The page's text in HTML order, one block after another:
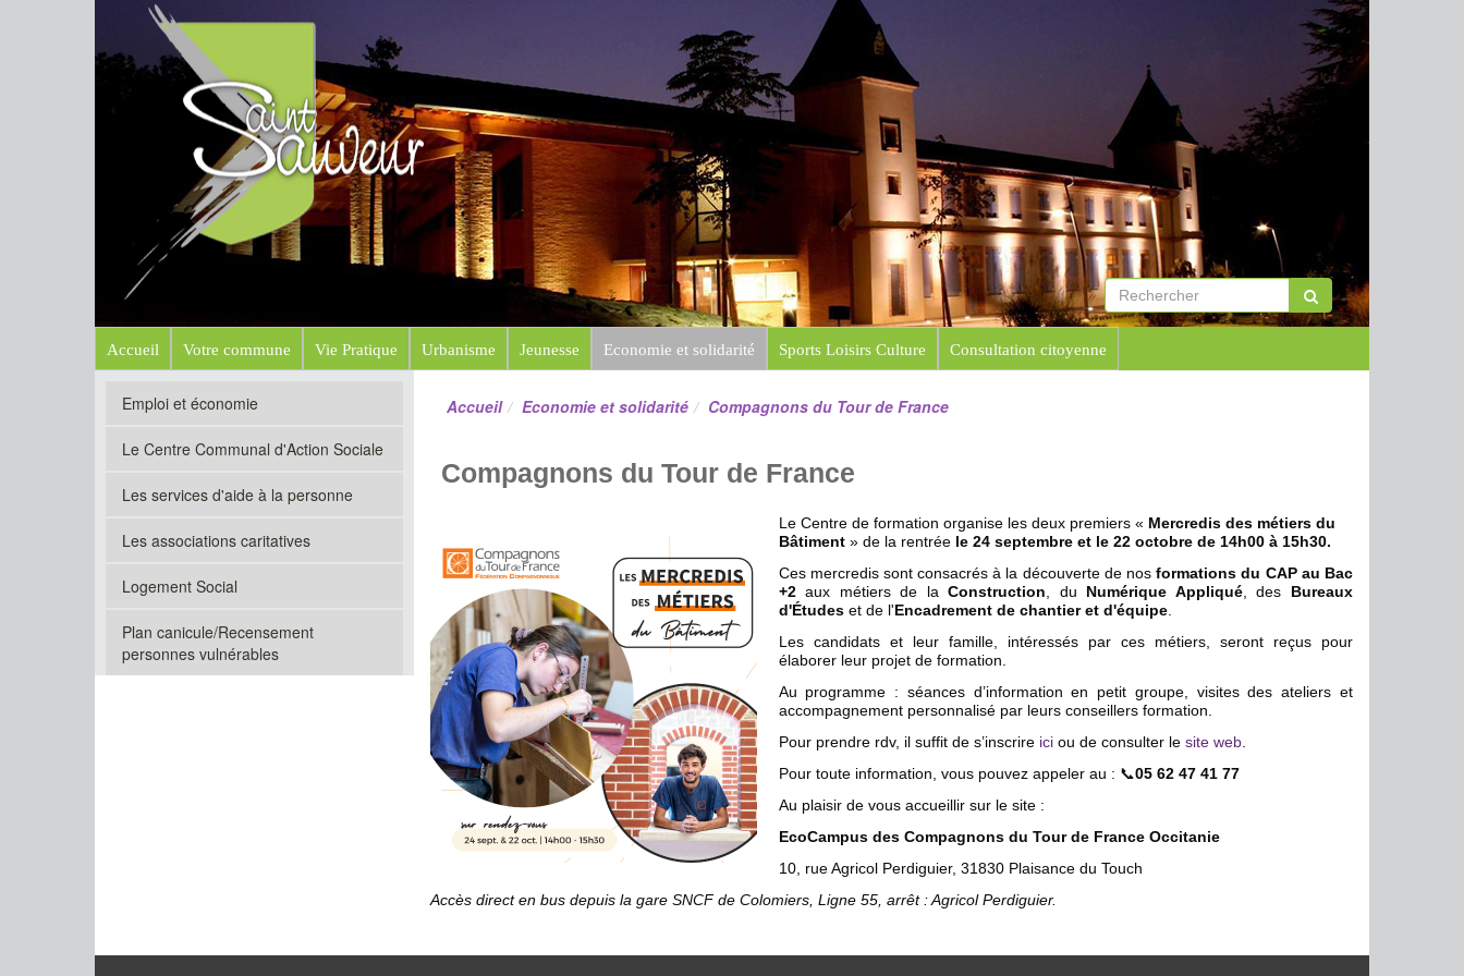
Mairie de Saint-Sauveur
Site officiel
Accueil Votre commune Vie Pratique Urbanisme Jeunesse Economie et solidarité Sports Loisirs Culture Consultation citoyenne
Accueil Economie et solidarité Compagnons du Tour de France
Compagnons du Tour de France
Le Centre de formation organise les deux premiers « Mercredis des métiers du
Bâtiment » de la rentrée le 24 septembre et le 22 octobre de 14h00 à 15h30.
Ces mercredis sont consacrés à la découverte de nosformations du CAP au Bac
+2aux métiers de laConstruction , du Numérique Appliqué, des Bureaux
d'Étudeset de l'Encadrement de chantier et d'équipe.
Les candidats et leur famille, intéressés par ces métiers, seront reçus pour
élaborer leur projet de formation.
Au programme : séances d’information en petit groupe, visites des ateliers et
accompagnement personnalisé par leurs conseillers formation.
Pour prendre rdv, il suffit de s’inscrire iciou de consulter le site web.
Pour toute information, vous pouvez appeler au : 📞05 62 47 41 77
Au plaisir de vous accueillir sur le site :
EcoCampus des Compagnons du Tour de France Occitanie
10, rue Agricol Perdiguier, 31830 Plaisance du Touch
Accès direct en bus depuis la gare SNCF de Colomiers, Ligne 55, arrêt : Agricol Perdiguier.
Emploi et économie
Le Centre Communal d'Action Sociale
Les services d'aide à la personne
Les associations caritatives
Logement Social
Plan canicule/Recensement
personnes vulnérables